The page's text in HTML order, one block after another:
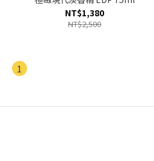
NT$1,380
NT$2,500
1